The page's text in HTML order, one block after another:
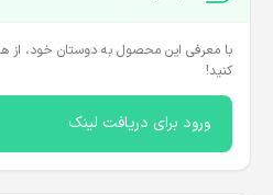
کنید!
ورود برای دریافت لینک